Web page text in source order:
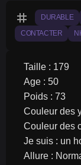
tag DURABLE
CONTACTER
Taille : 179
Age : 50
Poids : 73
Couleur des
Couleur des
Je suis : un
Allure :